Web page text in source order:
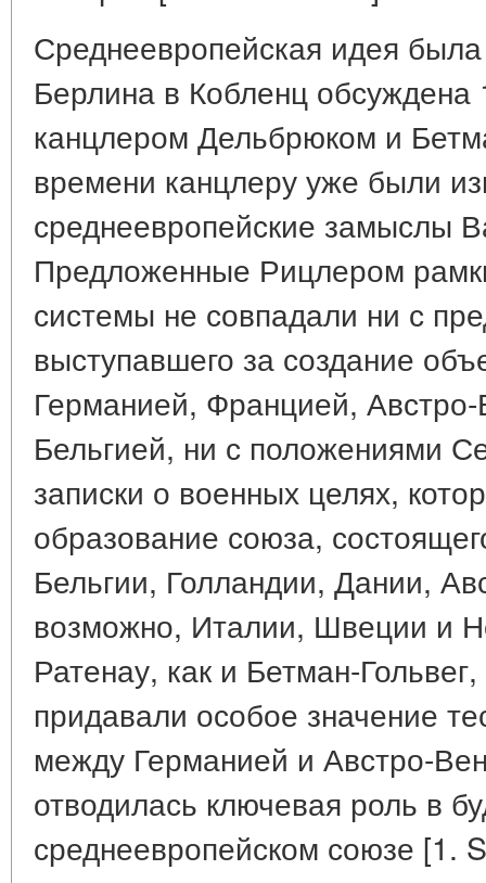
Среднеевропейская идея
Берлина в Кобленц обсуждена
канцлером Дельбрюком и
времени канцлеру уже были
среднеевропейские замыслы
Предложенные Рицлером
системы не совпадали ни с
выступавшего за создание
Германией, Францией,
Бельгией, ни с положениями
записки о военных целях,
образование союза,
Бельгии, Голландии, Дании,
возможно, Италии, Швеции и
Ратенау, как и Бетман-
придавали особое значение
между Германией и Австро-
отводилась ключевая роль в
среднеевропейском союзе [1.